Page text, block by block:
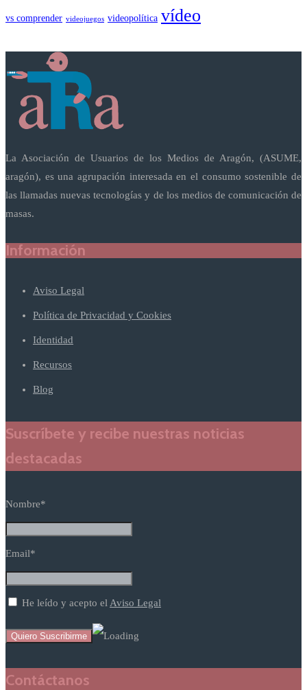
vs comprender videojuegos videopolítica vídeo
La Asociación de Usuarios de los Medios de Aragón, (ASUME,
aragón), es una agrupación interesada en el consumo sostenible de
las llamadas nuevas tecnologías y de los medios de comunicación de
masas.
Información
Aviso Legal
Política de Privacidad y Cookies
Identidad
Recursos
Blog
Suscríbete y recibe nuestras noticias
destacadas
Nombre*
Email*
He leído y acepto el Aviso Legal
Contáctanos